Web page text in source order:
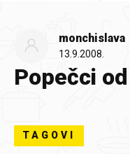
monchislava
13.9.2008.
Popečci
TAGOVI